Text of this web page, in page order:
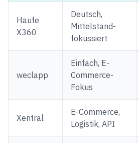
Haufe
X360
Deutsch,
Mittelstand-
fokussiert
weclapp
Einfach, E-
Commerce-
Fokus
Xentral
E-Commerce,
Logistik, API